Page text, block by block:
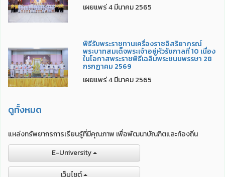
เผยแพร่ 4 มีนาคม 2565
พิธีรับพระราชทานเครื่องราชอิสริยาภรณ์
พระบาทสมเด็จพระเจ้าอยู่หัวรัชกาลที่ 10 เนื่อง
ในโอกาสพระราชพิธีเฉลิมพระชนมพรรษา 28
กรกฏาคม 2569
เผยแพร่ 4 มีนาคม 2565
ดูทั้งหมด
แหล่งทรัพยากรการเรียนรู้ที่มีคุณภาพ เพื่อพัฒนาบัณฑิตและท้องถิ่น
E-University
เว็บไชต์